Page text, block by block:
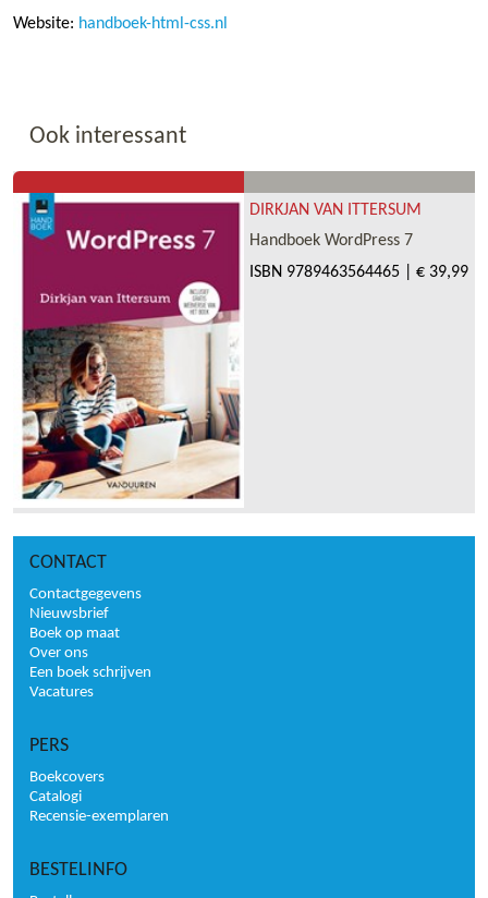
Website: handboek-html-css.nl
Ook interessant
DIRKJAN VAN ITTERSUM
Handboek WordPress 7
ISBN 9789463564465 € 39,99
CONTACT
Contactgegevens
Nieuwsbrief
Boek op maat
Over ons
Een boek schrijven
Vacatures
PERS
Boekcovers
Catalogi
Recensie-exemplaren
BESTELINFO